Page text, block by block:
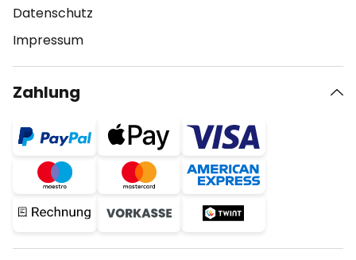
Datenschutz
Impressum
Zahlung